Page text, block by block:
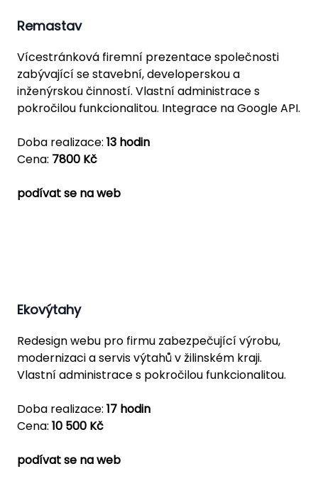
Remastav
Vícestránková firemní prezentace společnosti
zabývající se stavební, developerskou a
inženýrskou činností. Vlastní administrace s
pokročilou funkcionalitou. Integrace na Google API.
Doba realizace: 13 hodin
Cena: 7800 Kč
podívat se na web
Ekovýtahy
Redesign webu pro firmu zabezpečující výrobu,
modernizaci a servis výtahů v žilinském kraji.
Vlastní administrace s pokročilou funkcionalitou.
Doba realizace: 17 hodin
Cena: 10 500 Kč
podívat se na web